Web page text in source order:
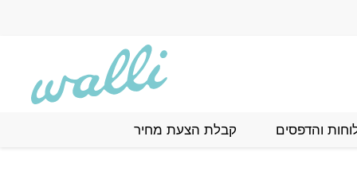
והדפסים קבלת הצעת מחיר